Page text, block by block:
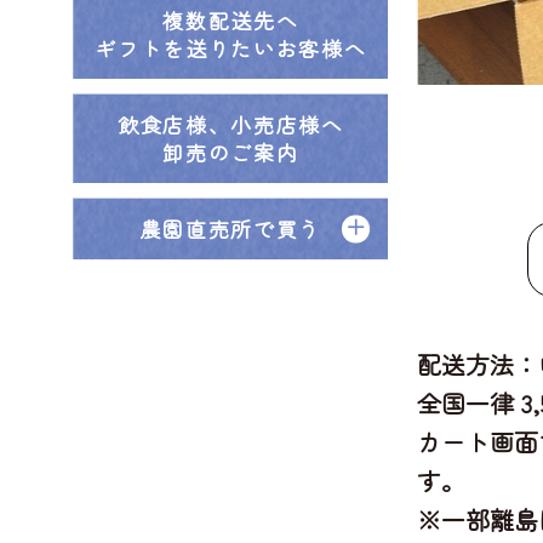
配送方法
全国一律
カート画
す。
※一部離島
複数配送先へ
ギフトを送りたいお客様へ
飲食店様、小売店様へ
卸売のご案内
農園直売所で買う